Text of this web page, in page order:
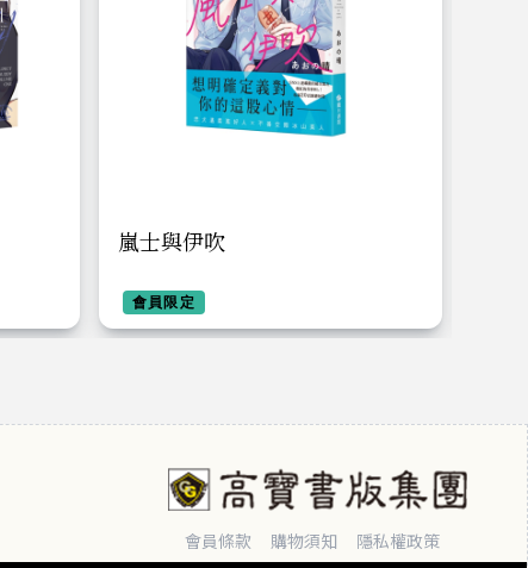
嵐士與伊吹
會員限定
會員條款 購物須知 隱私權政策